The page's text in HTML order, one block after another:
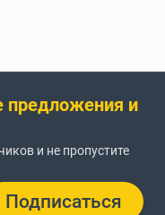
предложения и
и не пропустите
Подписаться